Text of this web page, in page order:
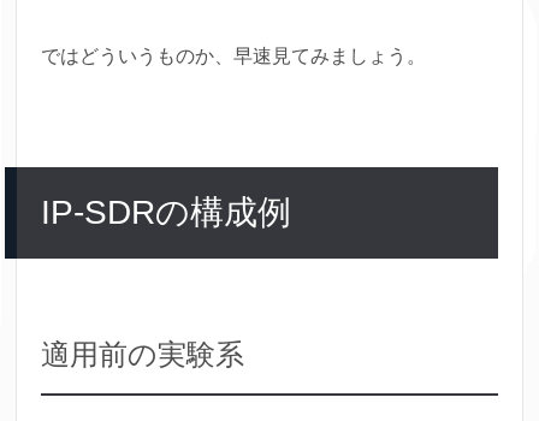
ではどういうものか、早速見てみましょう。
IP-SDRの構成例
適用前の実験系